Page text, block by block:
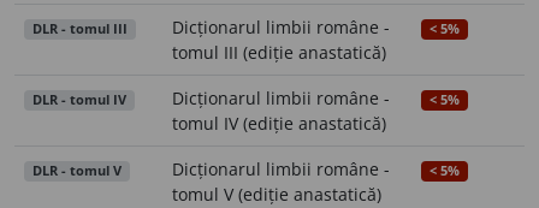
DLR - tomul III
Dicționarul limbii române -
tomul III (ediție anastatică)
< 5%
DLR - tomul IV
Dicționarul limbii române -
tomul IV (ediție anastatică)
< 5%
DLR - tomul V
Dicționarul limbii române -
tomul V (ediție anastatică)
< 5%